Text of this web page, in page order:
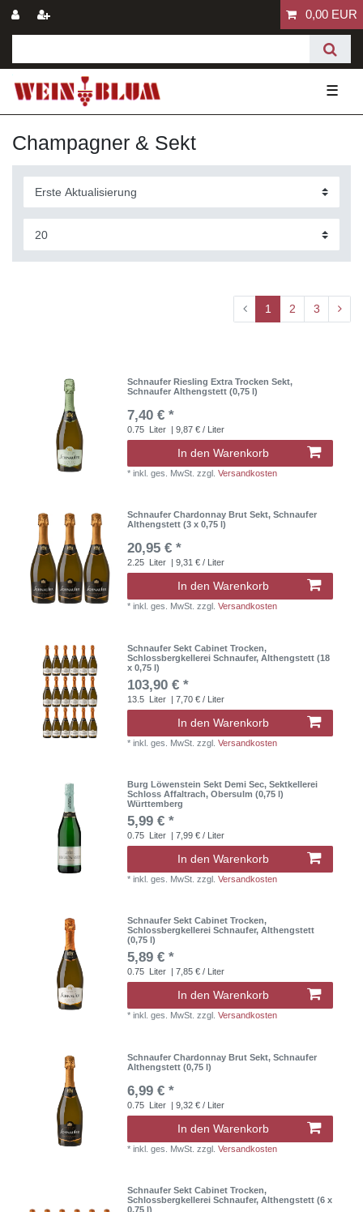
0,00 EUR
☰
Champagner & Sekt
1 2 3
Schnaufer Riesling Extra Trocken Sekt,
Schnaufer Althengstett (0,75 l)
7,40 € *
0.75 Liter | 9,87 € / Liter
In den Warenkorb
*inkl. ges. MwSt. zzgl.Versandkosten
Schnaufer Chardonnay Brut Sekt, Schnaufer
Althengstett (3 x 0,75 l)
20,95 € *
2.25 Liter | 9,31 € / Liter
In den Warenkorb
*inkl. ges. MwSt. zzgl.Versandkosten
Schnaufer Sekt Cabinet Trocken,
Schlossbergkellerei Schnaufer, Althengstett (18
x 0,75 l)
103,90 € *
13.5 Liter | 7,70 € / Liter
In den Warenkorb
*inkl. ges. MwSt. zzgl.Versandkosten
Burg Löwenstein Sekt Demi Sec, Sektkellerei
Schloss Affaltrach, Obersulm (0,75 l)
Württemberg
5,99 € *
0.75 Liter | 7,99 € / Liter
In den Warenkorb
*inkl. ges. MwSt. zzgl.Versandkosten
Schnaufer Sekt Cabinet Trocken,
Schlossbergkellerei Schnaufer, Althengstett
(0,75 l)
5,89 € *
0.75 Liter | 7,85 € / Liter
In den Warenkorb
*inkl. ges. MwSt. zzgl.Versandkosten
Schnaufer Chardonnay Brut Sekt, Schnaufer
Althengstett (0,75 l)
6,99 € *
0.75 Liter | 9,32 € / Liter
In den Warenkorb
*inkl. ges. MwSt. zzgl.Versandkosten
Schnaufer Sekt Cabinet Trocken,
Schlossbergkellerei Schnaufer, Althengstett (6 x
0,75 l)